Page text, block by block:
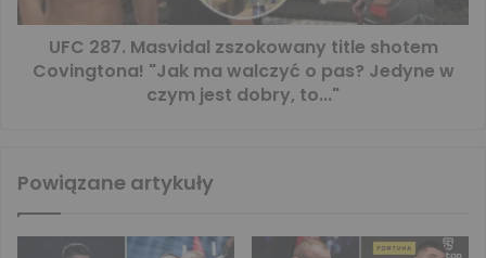
UFC 287. Masvidal zszokowany title shotem
Covingtona! "Jak ma walczyć o pas? Jedyne w
czym jest dobry, to..."
Powiązane artykuły